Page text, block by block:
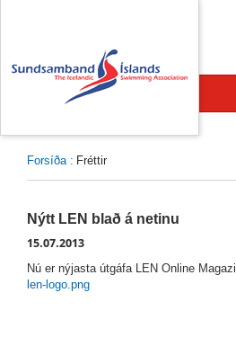
Forsíða: Fréttir
Nýtt LEN blað á netinu
15.07.2013
Nú er nýjasta útgáfa LEN Online
len-logo.png